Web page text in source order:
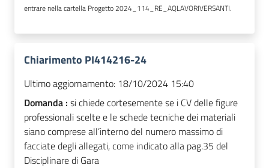
entrare nella cartella Progetto 2024_114_RE_AQLAVORIVERSANTI.
Chiarimento PI414216-24
Ultimo aggiornamento: 18/10/2024 15:40
Domanda : si chiede cortesemente se i CV delle figure
professionali scelte e le schede tecniche dei materiali
siano comprese all’interno del numero massimo di
facciate degli allegati, come indicato alla pag.35 del
Disciplinare di Gara